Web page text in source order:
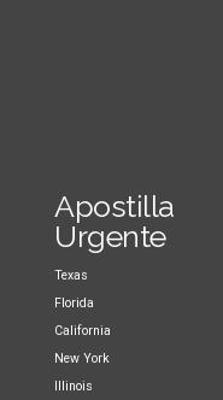
Apostilla
Urgente
Texas
Florida
California
New York
Illinois